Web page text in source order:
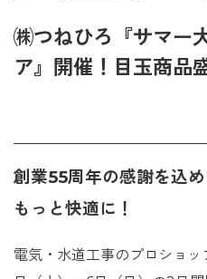
㈱つねひろ『サマー
ア』開催！目玉商品
創業55周年の感謝を込
もっと快適に！
電気・水道工事のプロショ